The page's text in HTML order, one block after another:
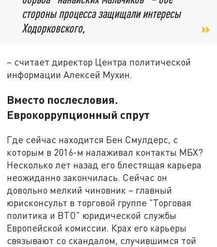
стороны процесса защищали интересы
Ходорковского,
– считает директор Центра политической
информации Алексей Мухин.
Вместо послесловия.
Еврокоррупционный спрут
Где сейчас находится Бен Смулдерс, с
которым в 2016-м налаживал контакты МБХ?
Несколько лет назад его блестящая карьера
неожиданно закончилась. Сейчас он
довольно мелкий чиновник – главный
юрисконсульт в торговой группе "Торговая
политика и ВТО" юридической службы
Европейской комиссии. Крах его карьеры
связывают со скандалом, случившимся той